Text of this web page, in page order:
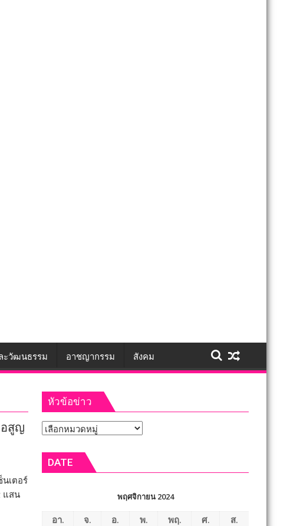
ะวัฒนธรรม อาชญากรรม สังคม
อสูญ
เตอร์
แสน
หัวข้อข่าว
หัวข้อ
DATE
พฤศจิกายน 2024
อา. จ. อ. พ. พฤ. ศ.
ส.